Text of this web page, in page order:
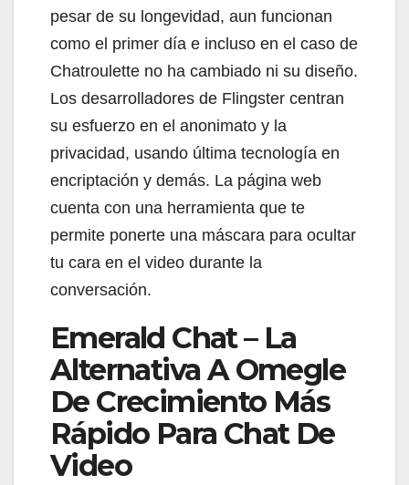
pesar de su longevidad, aun funcionan
como el primer día e incluso en el caso de
Chatroulette no ha cambiado ni su diseño.
Los desarrolladores de Flingster centran
su esfuerzo en el anonimato y la
privacidad, usando última tecnología en
encriptación y demás. La página web
cuenta con una herramienta que te
permite ponerte una máscara para ocultar
tu cara en el video durante la
conversación.
Emerald Chat – La
Alternativa A Omegle
De Crecimiento Más
Rápido Para Chat De
Video